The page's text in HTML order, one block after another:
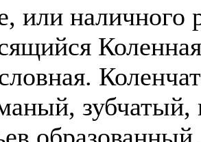
или наличного